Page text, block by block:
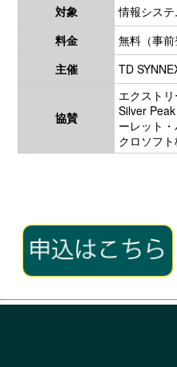
対象
情報シス
料金
無料（事前
主催
TD
協賛
エクストリ
Silver
ーレット
クロソフ